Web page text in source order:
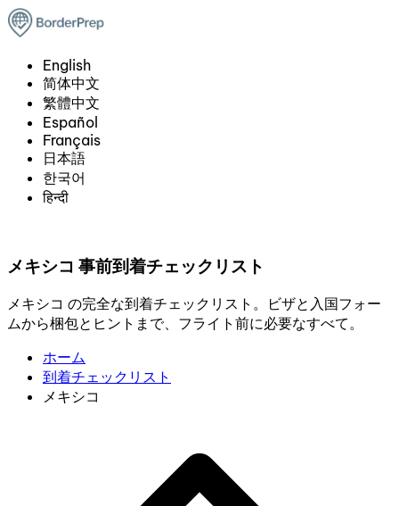
English
简体中文
繁體中文
Español
Français
日本語
한국어
हिन्दी
メキシコ 事前到着チェックリスト
メキシコ の完全な到着チェックリスト。ビザと入国フォー
ムから梱包とヒントまで、フライト前に必要なすべて。
ホーム
到着チェックリスト
メキシコ